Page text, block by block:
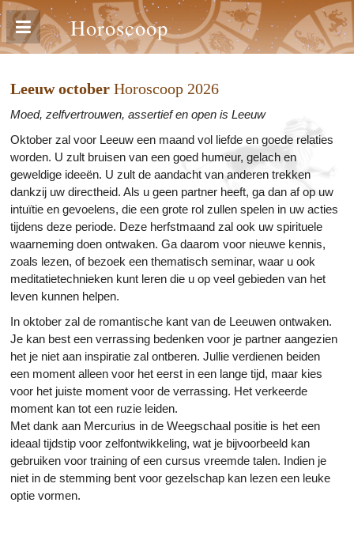
Horoscoop
Leeuw october Horoscoop 2026
Moed, zelfvertrouwen, assertief en open is Leeuw
Oktober zal voor Leeuw een maand vol liefde en goede relaties
worden. U zult bruisen van een goed humeur, gelach en
geweldige ideeën. U zult de aandacht van anderen trekken
dankzij uw directheid. Als u geen partner heeft, ga dan af op uw
intuïtie en gevoelens, die een grote rol zullen spelen in uw acties
tijdens deze periode. Deze herfstmaand zal ook uw spirituele
waarneming doen ontwaken. Ga daarom voor nieuwe kennis,
zoals lezen, of bezoek een thematisch seminar, waar u ook
meditatietechnieken kunt leren die u op veel gebieden van het
leven kunnen helpen.
In oktober zal de romantische kant van de Leeuwen ontwaken.
Je kan best een verrassing bedenken voor je partner aangezien
het je niet aan inspiratie zal ontberen. Jullie verdienen beiden
een moment alleen voor het eerst in een lange tijd, maar kies
voor het juiste moment voor de verrassing. Het verkeerde
moment kan tot een ruzie leiden.
Met dank aan Mercurius in de Weegschaal positie is het een
ideaal tijdstip voor zelfontwikkeling, wat je bijvoorbeeld kan
gebruiken voor training of een cursus vreemde talen. Indien je
niet in de stemming bent voor gezelschap kan lezen een leuke
optie vormen.